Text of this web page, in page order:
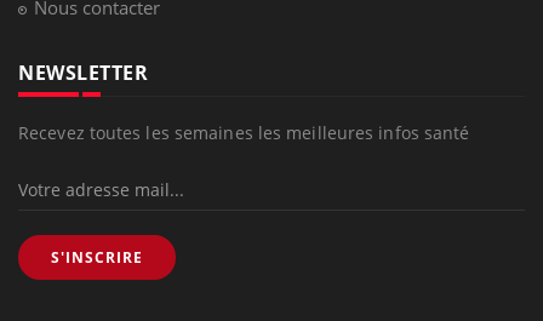
Nous contacter
NEWSLETTER
Recevez toutes les semaines les meilleures infos santé
S'INSCRIRE